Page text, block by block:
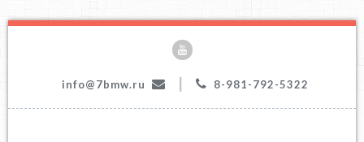
info@7bmw.ru 8-981-792-5322